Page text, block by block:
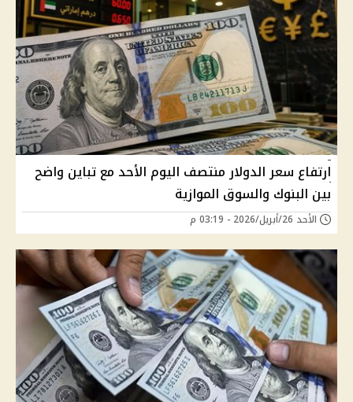
ارتفاع سعر الدولار منتصف اليوم الأحد مع تباين واضح
بين البنوك والسوق الموازية
الأحد 26/أبريل/2026 - 03:19 م